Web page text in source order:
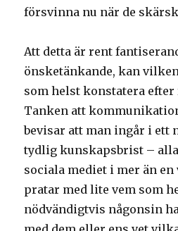
försvinna nu när de
Att detta är rent
önsketänkande, kan
som helst konstatera
Tanken att
bevisar att man ingår i ett
tydlig kunskapsbrist –
sociala mediet i mer än en
pratar med lite vem som
nödvändigtvis någonsin